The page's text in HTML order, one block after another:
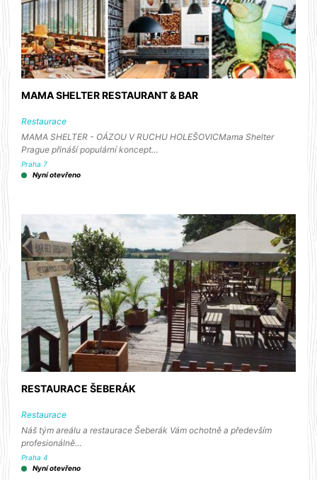
MAMA SHELTER RESTAURANT & BAR
Restaurace
MAMA SHELTER - OÁZOU V RUCHU HOLEŠOVICMama Shelter
Prague přináší populární koncept…
Praha 7
Nyní otevřeno
RESTAURACE ŠEBERÁK
Restaurace
Náš tým areálu a restaurace Šeberák Vám ochotně a především
profesionálně…
Praha 4
Nyní otevřeno